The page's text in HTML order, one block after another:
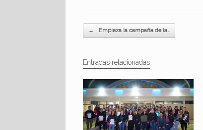
Navegador de artículos
← Empieza la campaña de la…
Entradas relacionadas